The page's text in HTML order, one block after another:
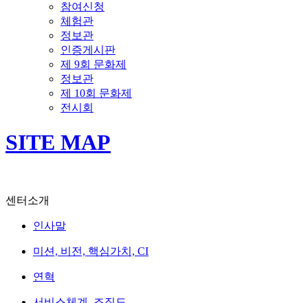
참여신청
체험관
정보관
인증게시판
제 9회 문화제
정보관
제 10회 문화제
전시회
SITE MAP
센터소개
인사말
미션, 비전, 핵심가치, CI
연혁